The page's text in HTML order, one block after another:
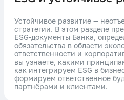
Устойчивое развитие —
стратегии. В этом разделе
ESG-документы Банка,
обязательства в области
ответственности и
вы узнаете, какими
как интегрируем ESG в
формируем ответственное
партнёрами и клиентами.